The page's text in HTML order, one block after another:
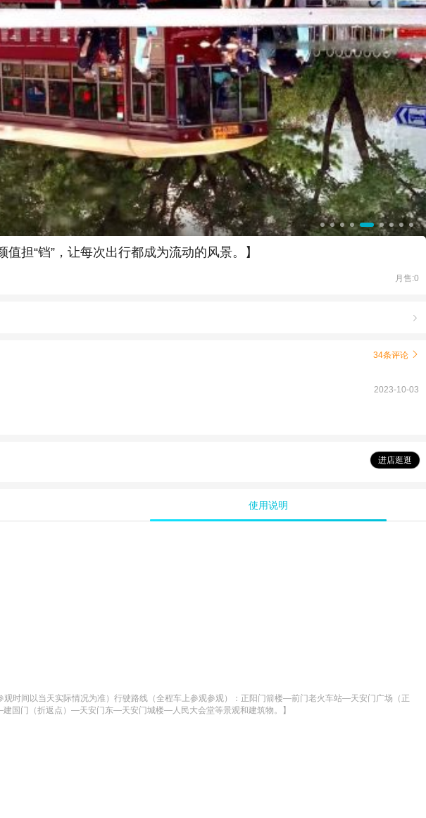
担“铛”，让每次出行都成为流动的风景。】
月售:0

34条评论 
2023-10-03
进店逛逛
使用说明
时间以当天实际情况为准）行驶路线（全程车上参观参观）：正阳门箭楼—前门老火车站—天安门广场（正
门（折返点）—天安门东—天安门城楼—人民大会堂等景观和建筑物。】